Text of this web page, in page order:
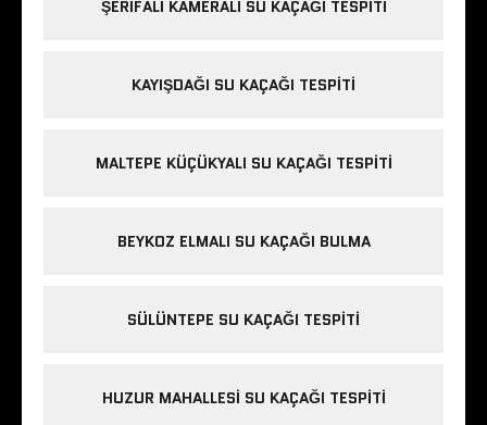
ŞERIFALI KAMERALI SU KAÇAĞI TESPITI
KAYIŞDAĞI SU KAÇAĞI TESPITI
MALTEPE KÜÇÜKYALI SU KAÇAĞI TESPITI
BEYKOZ ELMALI SU KAÇAĞI BULMA
SÜLÜNTEPE SU KAÇAĞI TESPITI
HUZUR MAHALLESI SU KAÇAĞI TESPITI